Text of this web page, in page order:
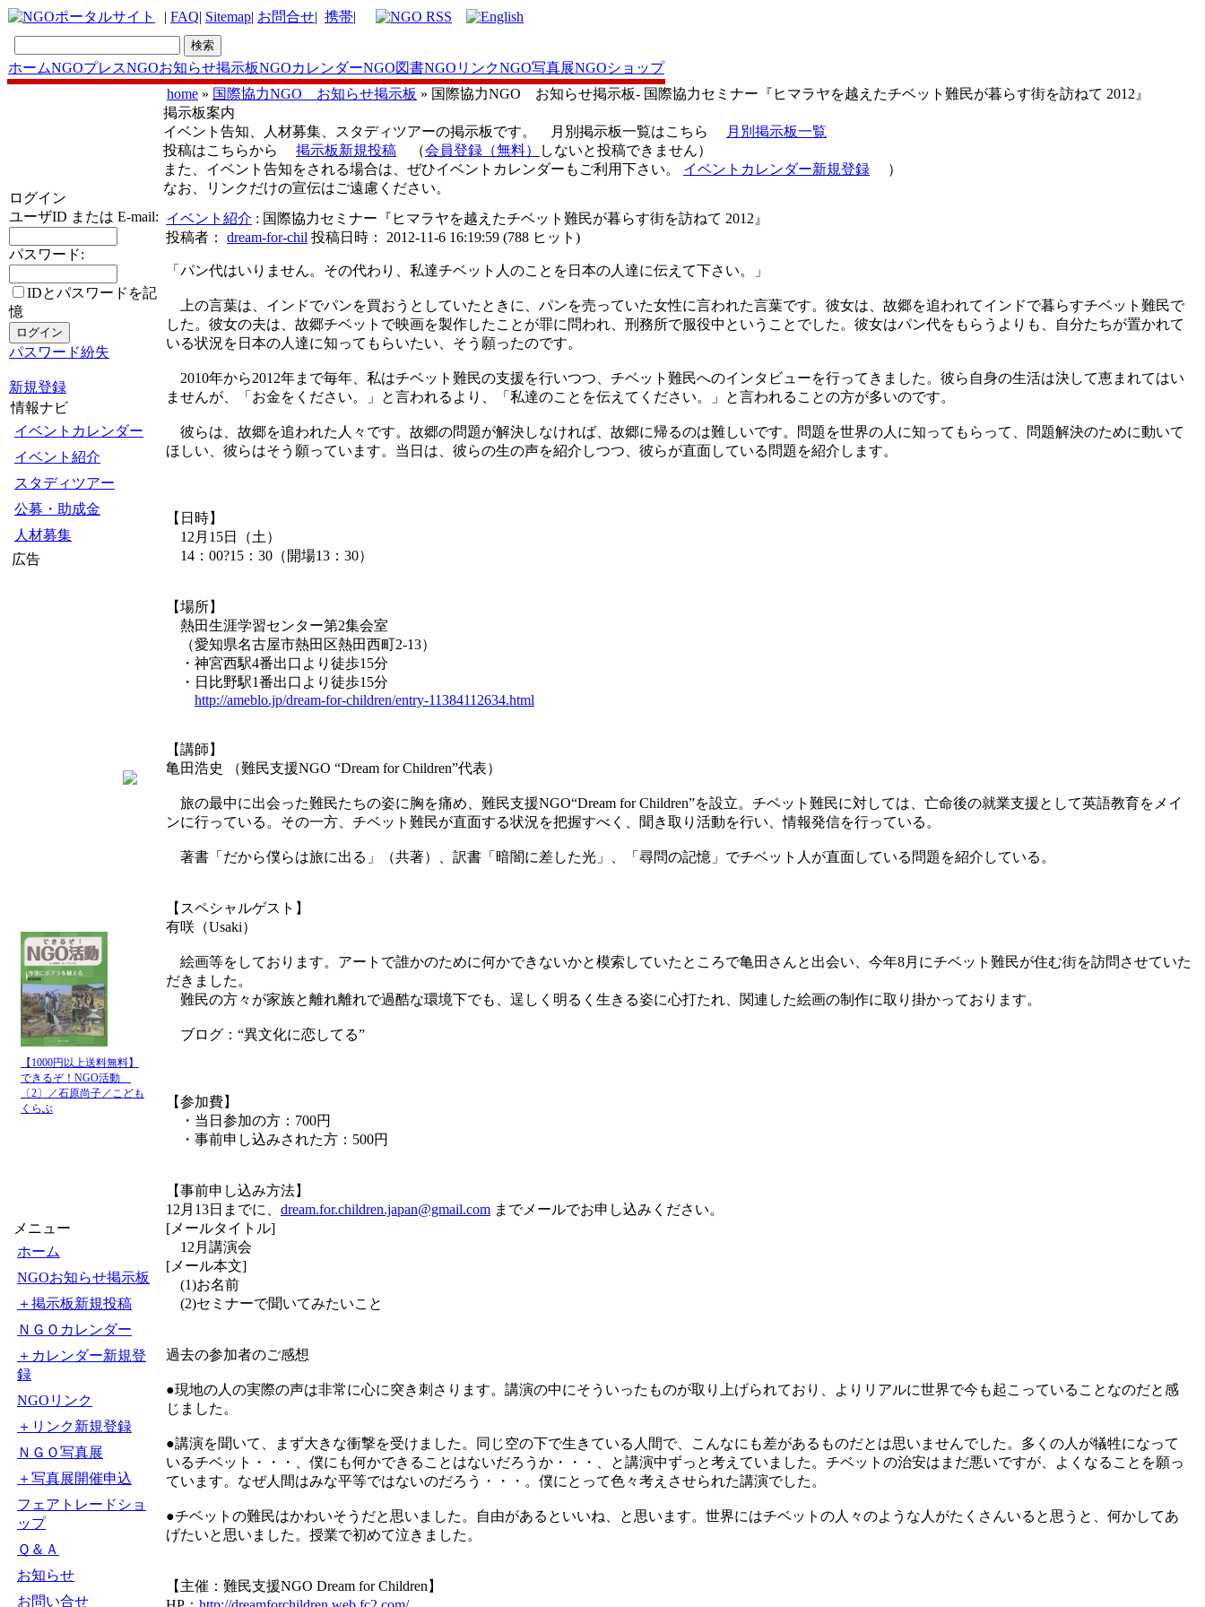
| FAQ| Sitemap| お問合せ| 携帯|
ホームNGOプレスNGOお知らせ掲示板NGOカレンダーNGO図書NGOリンクNGO写真展NGOショップ
ログイン
ユーザID または E-mail:
パスワード:
IDとパスワードを記
憶
パスワード紛失
新規登録
情報ナビ
イベントカレンダー
イベント紹介
スタディツアー
公募・助成金
人材募集
広告
【1000円以上送料無料】
できるぞ！NGO活動
〔2〕／石原尚子／こども
くらぶ
メニュー
ホーム
NGOお知らせ掲示板
＋掲示板新規投稿
ＮＧＯカレンダー
＋カレンダー新規登
録
NGOリンク
＋リンク新規登録
ＮＧＯ写真展
＋写真展開催申込
フェアトレードショ
ップ
Ｑ＆Ａ
お知らせ
お問い合せ
home » 国際協力NGO お知らせ掲示板 » 国際協力NGO お知らせ掲示板- 国際協力セミナー『ヒマラヤを越えたチベット難民が暮らす街を訪ねて 2012』
掲示板案内
イベント告知、人材募集、スタディツアーの掲示板です。 月別掲示板一覧はこちら
月別掲示板一覧
投稿はこちらから 掲示板新規投稿 （会員登録（無料）
しないと投稿できません）
また、イベント告知をされる場合は、ぜひイベントカレンダーもご利用下さい。 イベントカレンダー新規登録 ）
なお、リンクだけの宣伝はご遠慮ください。
イベント紹介 : 国際協力セミナー『ヒマラヤを越えたチベット難民が暮らす街を訪ねて 2012』
投稿者： dream-for-chil 投稿日時： 2012-11-6 16:19:59 (788 ヒット )
「パン代はいりません。その代わり、私達チベット人のことを日本の人達に伝えて下さい。」
上の言葉は、インドでパンを買おうとしていたときに、パンを売っていた女性に言われた言葉です。彼女は、故郷を追われてインドで暮らすチベット難民で
した。彼女の夫は、故郷チベットで映画を製作したことが罪に問われ、刑務所で服役中ということでした。彼女はパン代をもらうよりも、自分たちが置かれて
いる状況を日本の人達に知ってもらいたい、そう願ったのです。
2010年から2012年まで毎年、私はチベット難民の支援を行いつつ、チベット難民へのインタビューを行ってきました。彼ら自身の生活は決して恵まれてはい
ませんが、「お金をください。」と言われるより、「私達のことを伝えてください。」と言われることの方が多いのです。
彼らは、故郷を追われた人々です。故郷の問題が解決しなければ、故郷に帰るのは難しいです。問題を世界の人に知ってもらって、問題解決のために動いて
ほしい、彼らはそう願っています。当日は、彼らの生の声を紹介しつつ、彼らが直面している問題を紹介します。
【日時】
12月15日（土）
14：00?15：30（開場13：30）
【場所】
熱田生涯学習センター第2集会室
（愛知県名古屋市熱田区熱田西町2-13）
・神宮西駅4番出口より徒歩15分
・日比野駅1番出口より徒歩15分
http://ameblo.jp/dream-for-children/entry-11384112634.html
【講師】
亀田浩史 （難民支援NGO “Dream for Children”代表）
旅の最中に出会った難民たちの姿に胸を痛め、難民支援NGO“Dream for Children”を設立。チベット難民に対しては、亡命後の就業支援として英語教育をメイ
ンに行っている。その一方、チベット難民が直面する状況を把握すべく、聞き取り活動を行い、情報発信を行っている。
著書「だから僕らは旅に出る」（共著）、訳書「暗闇に差した光」、「尋問の記憶」でチベット人が直面している問題を紹介している。
【スペシャルゲスト】
有咲（Usaki）
絵画等をしております。アートで誰かのために何かできないかと模索していたところで亀田さんと出会い、今年8月にチベット難民が住む街を訪問させていた
だきました。
難民の方々が家族と離れ離れで過酷な環境下でも、逞しく明るく生きる姿に心打たれ、関連した絵画の制作に取り掛かっております。
ブログ：“異文化に恋してる”
【参加費】
・当日参加の方：700円
・事前申し込みされた方：500円
【事前申し込み方法】
12月13日までに、 dream.for.children.japan@gmail.com までメールでお申し込みください。
[メールタイトル]
12月講演会
[メール本文]
(1)お名前
(2)セミナーで聞いてみたいこと
過去の参加者のご感想
●現地の人の実際の声は非常に心に突き刺さります。講演の中にそういったものが取り上げられており、よりリアルに世界で今も起こっていることなのだと感
じました。
●講演を聞いて、まず大きな衝撃を受けました。同じ空の下で生きている人間で、こんなにも差があるものだとは思いませんでした。多くの人が犠牲になって
いるチベット・・・、僕にも何かできることはないだろうか・・・、と講演中ずっと考えていました。チベットの治安はまだ悪いですが、よくなることを願っ
ています。なぜ人間はみな平等ではないのだろう・・・。僕にとって色々考えさせられた講演でした。
●チベットの難民はかわいそうだと思いました。自由があるといいね、と思います。世界にはチベットの人々のような人がたくさんいると思うと、何かしてあ
げたいと思いました。授業で初めて泣きました。
【主催：難民支援NGO Dream for Children】